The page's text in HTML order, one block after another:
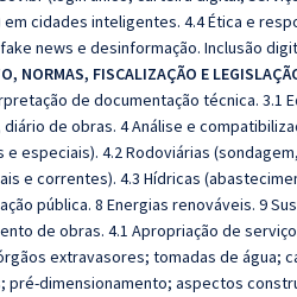
cidades inteligentes. 4.4 Ética e
news e desinformação. Inclusão
NORMAS, FISCALIZAÇÃO E
de documentação técnica.
de obras. 4 Análise e
especiais). 4.2 Rodoviárias
e correntes). 4.3 Hídricas
pública. 8 Energias renováveis. 9
de obras. 4.1 Apropriação de
extravasores; tomadas de água;
pré-dimensionamento; aspectos